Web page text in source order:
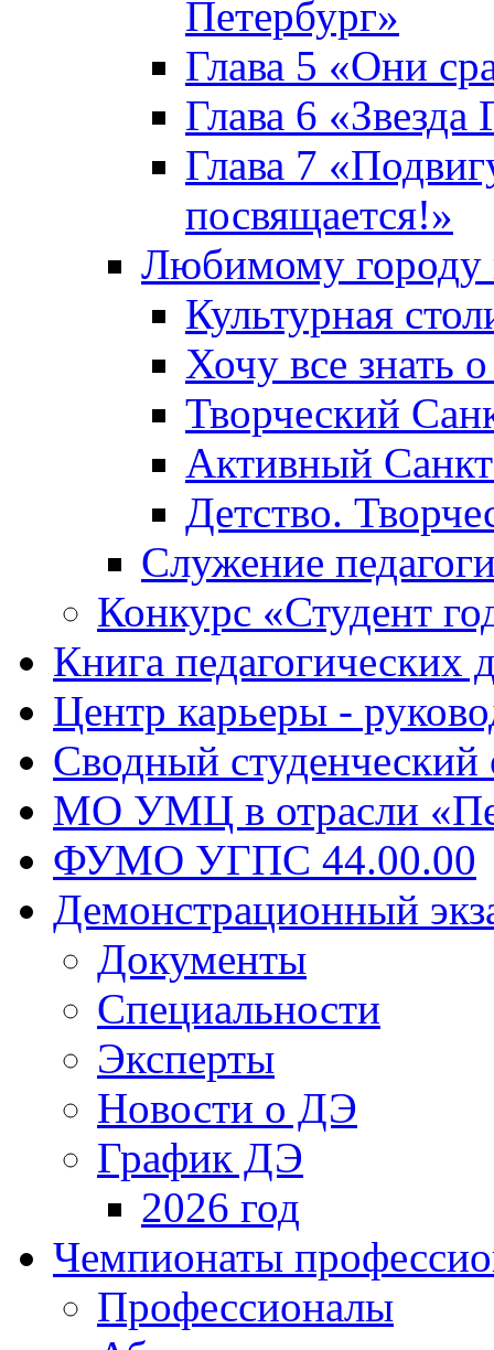
Петербург»
Глава 5 «Они
Глава 6 «Звезда
Глава 7
посвящается!»
Любимому городу
Культурная
Хочу все знать
Творческий
Активный
Детство.
Служение
Конкурс «Студент
Книга педагогических
Центр карьеры -
Сводный
МО УМЦ в отрасли
ФУМО УГПС 44.00.00
Демонстрационный
Документы
Специальности
Эксперты
Новости о ДЭ
График ДЭ
2026 год
Чемпионаты
Профессионалы